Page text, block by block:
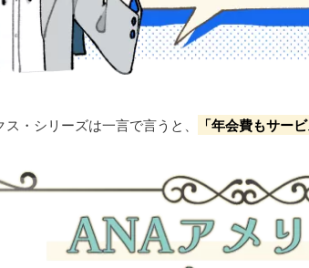
・シリーズは一言で言うと、 「年会費もサー